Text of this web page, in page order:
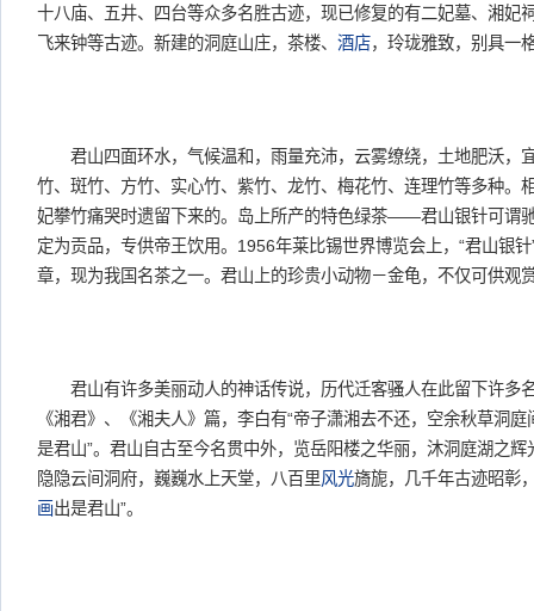
十八庙、五井、四台等众多名胜古迹，现已修复的有二妃墓、湘妃
飞来钟等古迹。新建的洞庭山庄，茶楼、 酒店，玲珑雅致，别具一
君山四面环水，气候温和，雨量充沛，云雾缭绕，土地肥沃，
竹、斑竹、方竹、实心竹、紫竹、龙竹、梅花竹、连理竹等多种。
妃攀竹痛哭时遗留下来的。岛上所产的特色绿茶——君山银针可谓
定为贡品，专供帝王饮用。1956年莱比锡世界博览会上，“君山银针
章，现为我国名茶之一。君山上的珍贵小动物－金龟，不仅可供观
君山有许多美丽动人的神话传说，历代迁客骚人在此留下许多
《湘君》、《湘夫人》篇，李白有“帝子潇湘去不还，空余秋草洞
是君山”。君山自古至今名贯中外，览岳阳楼之华丽，沐洞庭湖之
隐隐云间洞府，巍巍水上天堂，八百里风光旖旎，几千年古迹昭彰
画出是君山”。